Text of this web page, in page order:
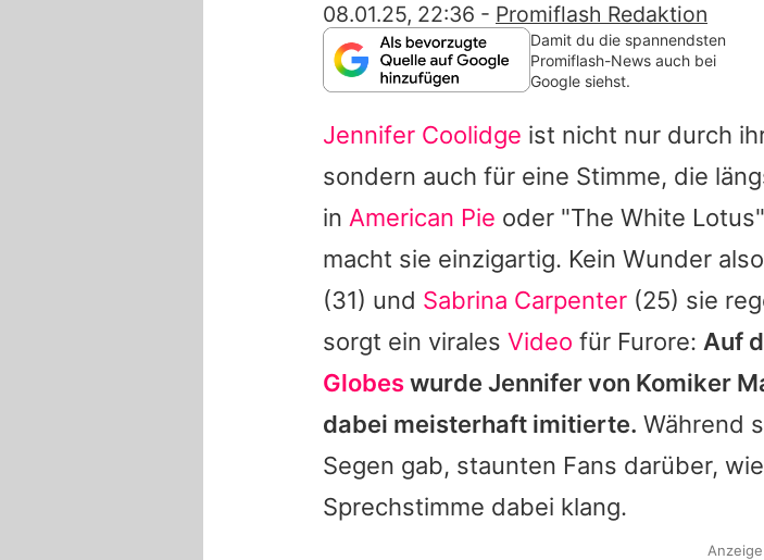
Familie &
App
Team
Redaktionelle
08.01.25, 22:36 - Promiflash Redaktion
Damit du die spannendsten
Promiflash-News auch bei
Google siehst.
Jennifer Coolidge ist nicht nur durch
sondern auch für eine Stimme, die
in American Pie oder "The White
macht sie einzigartig. Kein Wunder
(31) und Sabrina Carpenter (25) sie
sorgt ein virales Video für Furore: Auf
Globeswurde Jennifervon Komiker
dabei meisterhaft imitierte. Während
Segen gab, staunten Fans darüber,
Sprechstimme dabei klang.
Anzeige